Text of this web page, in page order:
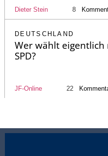
Dieter Stein 8
DEUTSCHLAND
Wer wählt eigentlich
SPD?
JF-Online 22